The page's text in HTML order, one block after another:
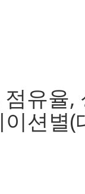
유율
션별